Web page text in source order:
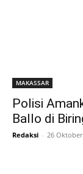
MAKASSAR
Polisi
Ballo di
Redaksi - 26